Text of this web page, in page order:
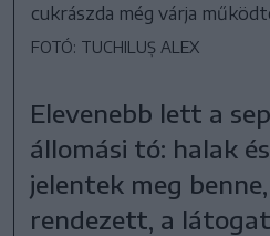
cukrászda még várja
FOTÓ: TUCHILUȘ ALEX
Elevenebb lett a
állomási tó: halak
jelentek meg
rendezett, a